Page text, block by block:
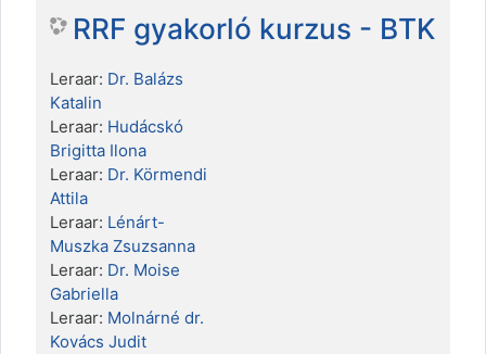
RRF gyakorló kurzus - BTK
Leraar: Dr. Balázs
Katalin
Leraar: Hudácskó
Brigitta Ilona
Leraar: Dr. Körmendi
Attila
Leraar: Lénárt-
Muszka Zsuzsanna
Leraar: Dr. Moise
Gabriella
Leraar: Molnárné dr.
Kovács Judit